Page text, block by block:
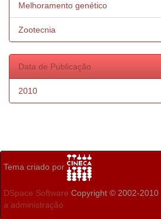
Melhoramento genético
Zootecnia
Data de Publicação
2010
Tema criado por
DSpace Software Copyright © 2002-2010
a administração